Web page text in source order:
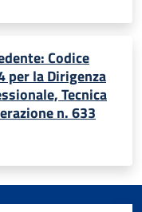
Codice
per la Dirigenza
Tecnica
n. 633